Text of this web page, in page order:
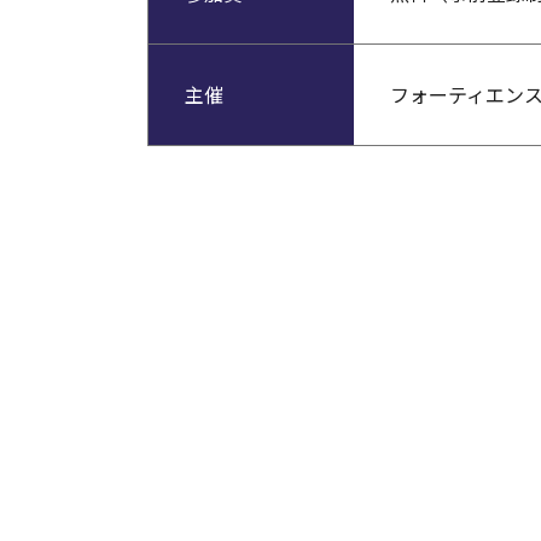
主催 フォーティエン